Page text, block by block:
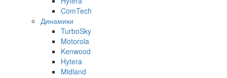
ComTech
Динамики
TurboSky
Motorola
Kenwood
Hytera
Midland